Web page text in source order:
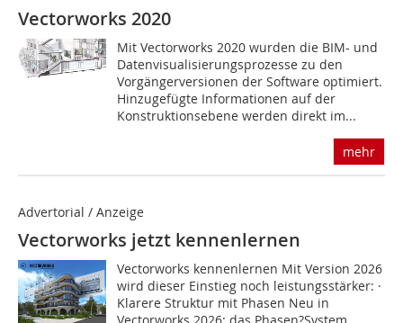
Vectorworks 2020
Mit Vectorworks 2020 wurden die BIM- und
Datenvisualisierungsprozesse zu den
Vorgängerversionen der Software optimiert.
Hinzugefügte Informationen auf der
Konstruktions­ebene werden direkt im...
mehr
Advertorial / Anzeige
Vectorworks jetzt kennenlernen
Vectorworks kennenlernen Mit Version 2026
wird dieser Einstieg noch leistungsstärker: ·
Klarere Struktur mit Phasen Neu in